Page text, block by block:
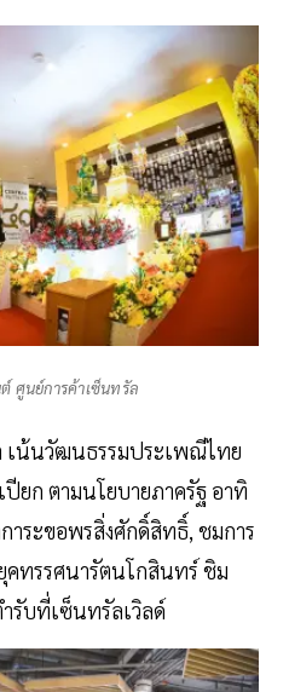
ศูนย์การค้าเซ็นทรัล
เน้นวัฒนธรรมประเพณีไทย
ยก ตามนโยบายภาครัฐ อาทิ
าระขอพรสิ่งศักดิ์สิทธิ์, ชมการ
คทรรศนารัตนโกสินทร์ ชิม
รับที่เซ็นทรัลเวิลด์